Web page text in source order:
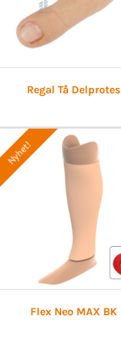
Regal Tå Delprotes
Nyhet!
Flex Neo MAX BK